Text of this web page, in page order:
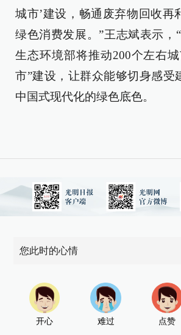
城市’建设，畅通废弃物回收再
绿色消费发展。”王志斌表示，
生态环境部将推动200个左右
市”建设，让群众能够切身感受
中国式现代化的绿色底色。
您此时的心情
开心 难过 点赞